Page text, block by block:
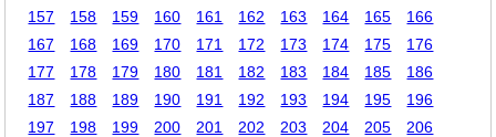
157
158 159 160 161 162 163 164 165
166
167
168 169 170 171 172 173 174 175
176
177
178 179 180 181 182 183 184 185
186
187
188 189 190 191 192 193 194 195
196
197
198 199 200 201 202 203 204 205
206